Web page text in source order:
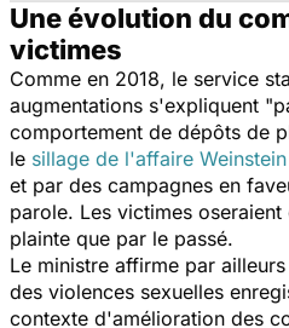
Une évolution du
victimes
Comme en 2018, le service
augmentations s'expliquent "
comportement de dépôts de
le sillage de l'affaire Weinstein
et par des campagnes en
parole. Les victimes
plainte que par le passé.
Le ministre affirme par
des violences sexuelles
contexte d'amélioration des